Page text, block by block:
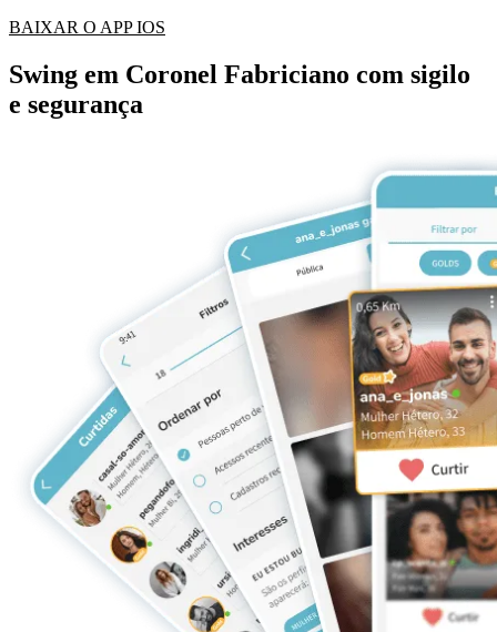
BAIXAR O APP IOS
Swing em Coronel Fabriciano com sigilo
e segurança